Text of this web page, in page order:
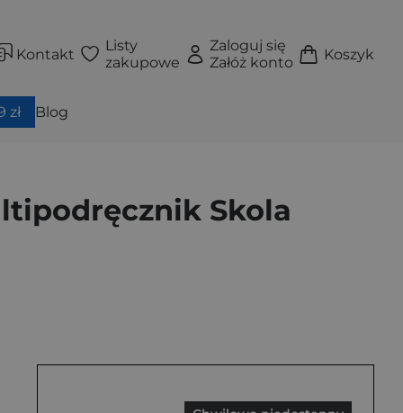
Kontakt
Listy
zakupowe
Zaloguj się
Załóż konto
Koszyk
zł Blog
Skola